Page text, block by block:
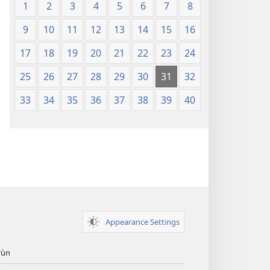
1 2 3 4 5 6 7
8
9
10 11 12 13 14 15
16
17
18 19 20 21 22 23
24
25
26 27 28 29 30 31
32
33
34 35 36 37 38 39 40
Appearance Settings